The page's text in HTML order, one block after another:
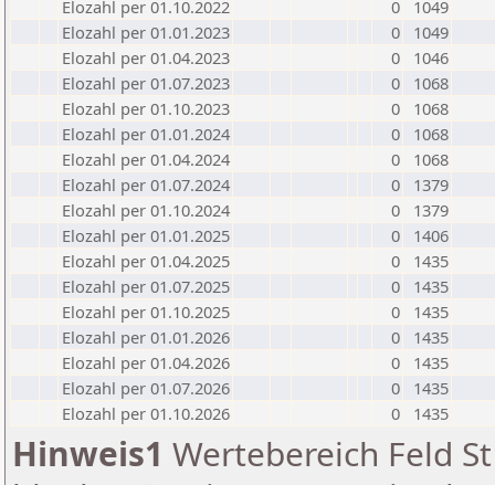
Elozahl per 01.10.2022
0
1049
Elozahl per 01.01.2023
0
1049
Elozahl per 01.04.2023
0
1046
Elozahl per 01.07.2023
0
1068
Elozahl per 01.10.2023
0
1068
Elozahl per 01.01.2024
0
1068
Elozahl per 01.04.2024
0
1068
Elozahl per 01.07.2024
0
1379
Elozahl per 01.10.2024
0
1379
Elozahl per 01.01.2025
0
1406
Elozahl per 01.04.2025
0
1435
Elozahl per 01.07.2025
0
1435
Elozahl per 01.10.2025
0
1435
Elozahl per 01.01.2026
0
1435
Elozahl per 01.04.2026
0
1435
Elozahl per 01.07.2026
0
1435
Elozahl per 01.10.2026
0 1435
Hinweis1 Wertebereich Feld